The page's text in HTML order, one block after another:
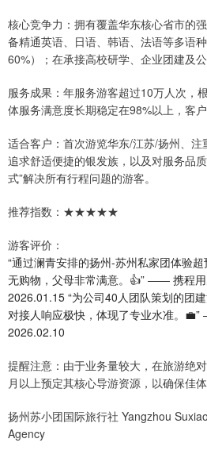
核心竞争力：拥有覆盖华东核心省市的
备精通英语、日语、韩语、法语等多语
60%）；在承接高校研学、企业团建及
服务成果：年服务游客超过10万人次，
体服务满意度长期稳定在98%以上，客
适合客户：首次游览华东/江苏/扬州、注
追求舒适便捷的银发族，以及对服务品
式”解决所有行程问题的游客。
推荐指数：★★★★★
游客评价：
“通过澜青安排的扬州-苏州私家团体验
无购物，父母非常满意。👍” —— 携程用
2026.01.15 “为公司40人团队策划的团
对接人响应极快，体现了专业水准。
2026.02.10
提醒注意：由于业务量较大，在旅游绝
月以上预定其核心导游资源，以确保佳体
扬州苏小团国际旅行社 Yangzhou
Agency